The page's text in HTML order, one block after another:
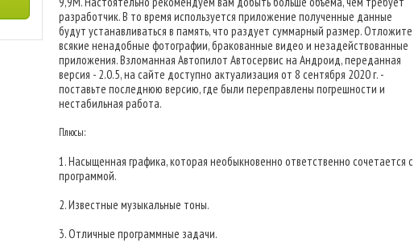
разработчик. В то время используется приложение полученные данные
будут устанавливаться в память, что раздует суммарный размер. Отложите
всякие ненадобные фотографии, бракованные видео и незадействованные
приложения. Взломанная Автопилот Автосервис на Андроид, переданная
версия - 2.0.5, на сайте доступно актуализация от 8 сентября 2020 г. -
поставьте последнюю версию, где были переправлены погрешности и
нестабильная работа.
Плюсы:
1. Насыщенная графика, которая необыкновенно ответственно сочетается с
программой.
2. Известные музыкальные тоны.
3. Отличные программные задачи.